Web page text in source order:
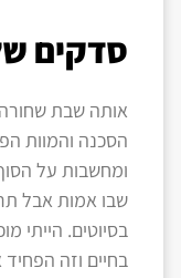
סדקים
אותה שבת
הסכנה והמוות
ומחשבות על
שבו אמות אבל
בסיוטים. הייתי
בחיים וזה הפחיד